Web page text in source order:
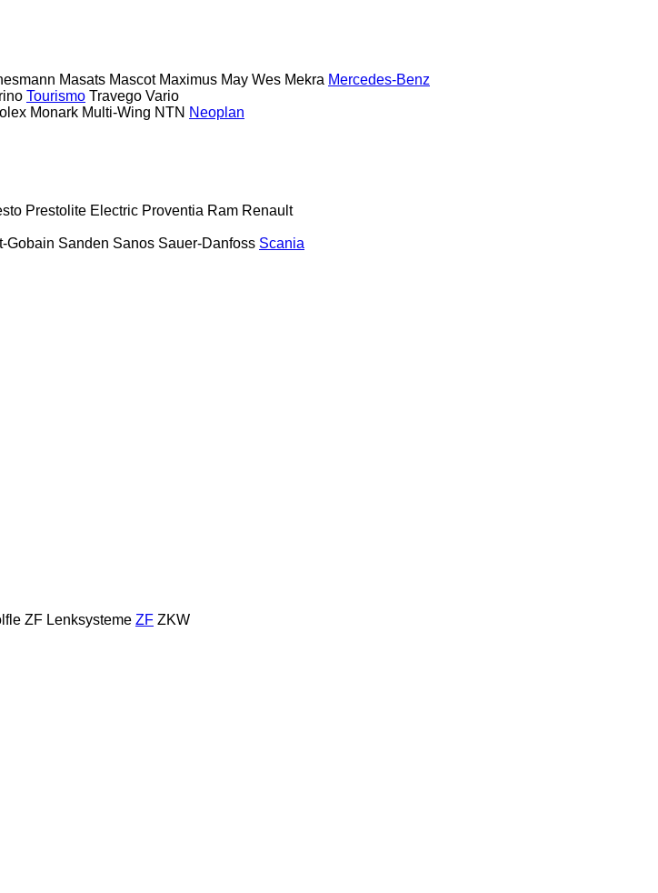
Masats Mascot Maximus May Wes Mekra Mercedes-Benz
Tourismo Travego Vario
Monark Multi-Wing NTN Neoplan
Prestolite Electric Proventia Ram Renault
Gobain Sanden Sanos Sauer-Danfoss Scania
ZF Lenksysteme ZF ZKW